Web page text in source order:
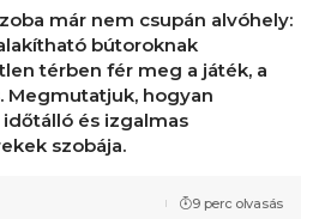
már nem csupán alvóhely:
bútoroknak
térben fér meg a játék, a
Megmutatjuk, hogyan
és izgalmas
szobája.
9 perc olvasás